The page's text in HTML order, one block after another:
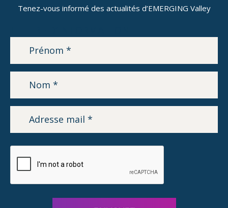
Tenez-vous informé des actualités d’EMERGING Valley